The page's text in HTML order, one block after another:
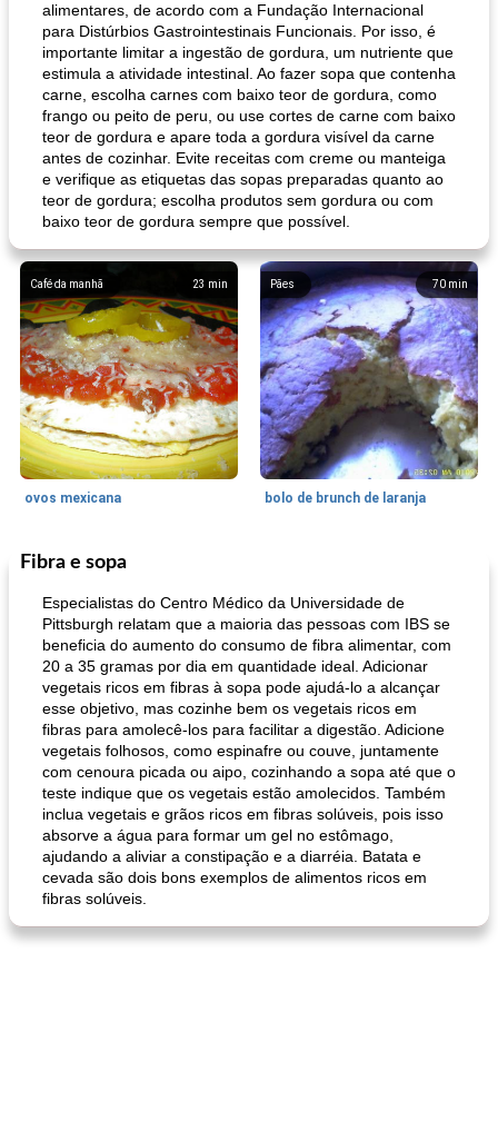
alimentares, de acordo com a Fundação Internacional
para Distúrbios Gastrointestinais Funcionais. Por isso, é
importante limitar a ingestão de gordura, um nutriente que
estimula a atividade intestinal. Ao fazer sopa que contenha
carne, escolha carnes com baixo teor de gordura, como
frango ou peito de peru, ou use cortes de carne com baixo
teor de gordura e apare toda a gordura visível da carne
antes de cozinhar. Evite receitas com creme ou manteiga
e verifique as etiquetas das sopas preparadas quanto ao
teor de gordura; escolha produtos sem gordura ou com
baixo teor de gordura sempre que possível.
23 min
Café da manhã
ovos mexicana
70 min
Pães
bolo de brunch de laranja
Pães De Fermento
pão plano (out)
Fibra e sopa
Especialistas do Centro Médico da Universidade de
Pittsburgh relatam que a maioria das pessoas com IBS se
beneficia do aumento do consumo de fibra alimentar, com
20 a 35 gramas por dia em quantidade ideal. Adicionar
vegetais ricos em fibras à sopa pode ajudá-lo a alcançar
esse objetivo, mas cozinhe bem os vegetais ricos em
fibras para amolecê-los para facilitar a digestão. Adicione
vegetais folhosos, como espinafre ou couve, juntamente
com cenoura picada ou aipo, cozinhando a sopa até que o
teste indique que os vegetais estão amolecidos. Também
inclua vegetais e grãos ricos em fibras solúveis, pois isso
absorve a água para formar um gel no estômago,
ajudando a aliviar a constipação e a diarréia. Batata e
cevada são dois bons exemplos de alimentos ricos em
fibras solúveis.